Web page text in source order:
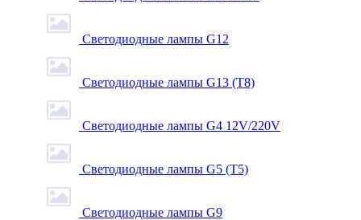
Светодиодные лампы G12
Светодиодные лампы G13 (T8)
Светодиодные лампы G4 12V/220V
Светодиодные лампы G5 (T5)
Светодиодные лампы G9